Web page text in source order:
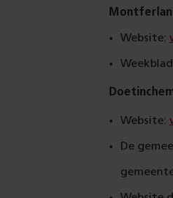
Website:
Website:
De